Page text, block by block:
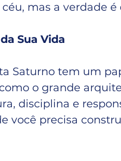
mas a verdade
Sua Vida
Saturno tem um
o grande
disciplina e
você precisa